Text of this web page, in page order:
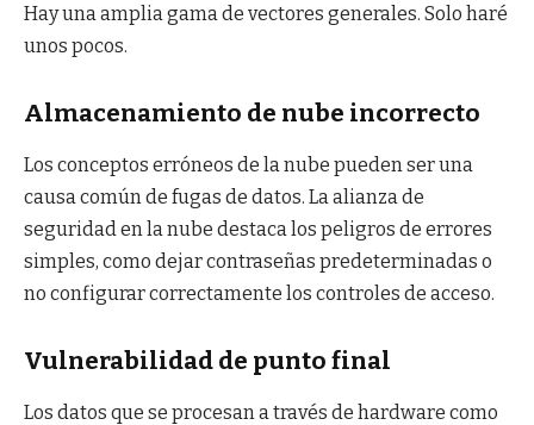
Hay una amplia gama de vectores generales. Solo haré
unos pocos.
Almacenamiento de nube incorrecto
Los conceptos erróneos de la nube pueden ser una
causa común de fugas de datos. La alianza de
seguridad en la nube destaca los peligros de errores
simples, como dejar contraseñas predeterminadas o
no configurar correctamente los controles de acceso.
Vulnerabilidad de punto final
Los datos que se procesan a través de hardware como